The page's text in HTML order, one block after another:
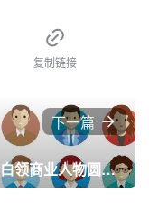
复制链接
下一篇
10款白领商业人物圆形头像PNG图标